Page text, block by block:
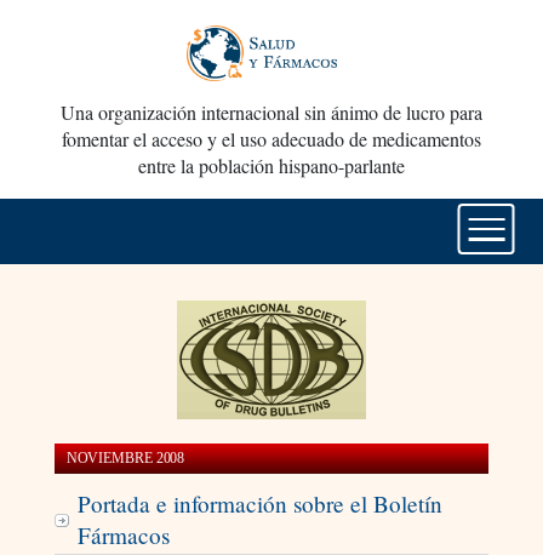
Una organización internacional sin ánimo de lucro para
fomentar el acceso y el uso adecuado de medicamentos
entre la población hispano-parlante
NOVIEMBRE 2008
Portada e información sobre el Boletín
Fármacos